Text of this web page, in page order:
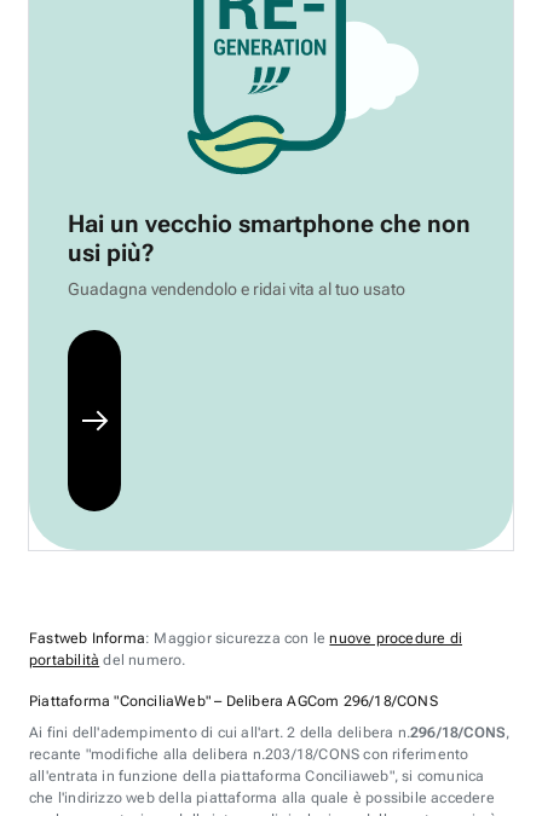
Hai un vecchio smartphone che non
usi più?
Guadagna vendendolo e ridai vita al tuo usato
Fastweb Informa: Maggior sicurezza con lenuove procedure di
portabilità del numero.
Piattaforma "ConciliaWeb" – Delibera AGCom 296/18/CONS
Ai fini dell'adempimento di cui all'art. 2 della delibera n.296/18/CONS,
recante "modifiche alla delibera n.203/18/CONS con riferimento
all'entrata in funzione della piattaforma Conciliaweb", si comunica
che l'indirizzo web della piattaforma alla quale è possibile accedere